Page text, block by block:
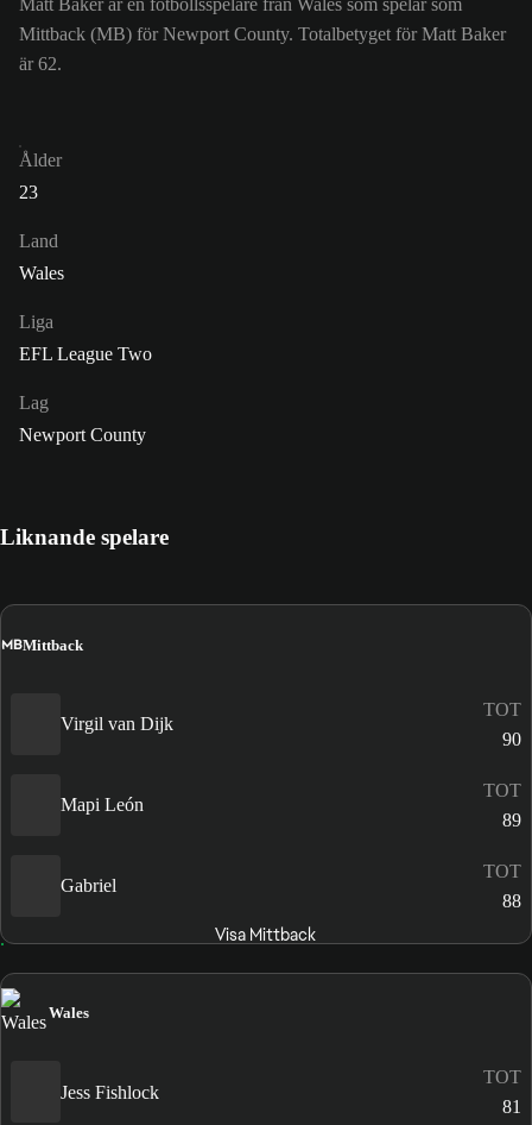
Matt Baker är en fotbollsspelare från Wales som spelar som
Mittback (MB) för Newport County. Totalbetyget för Matt Baker
är 62.
Ålder
23
Land
Wales
Liga
EFL League Two
Lag
Newport County
Liknande spelare
MBMittback
Virgil van Dijk
TOT
90
Mapi León
TOT
89
Gabriel
TOT
88
Visa Mittback
Wales
Jess Fishlock
TOT
81